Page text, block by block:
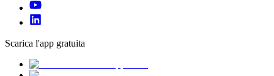
Scarica l'app gratuita